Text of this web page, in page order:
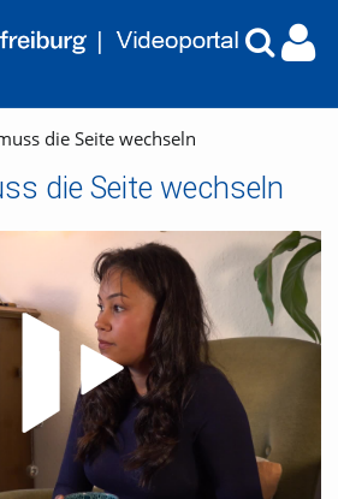
die Seite wechseln
die Seite wechseln